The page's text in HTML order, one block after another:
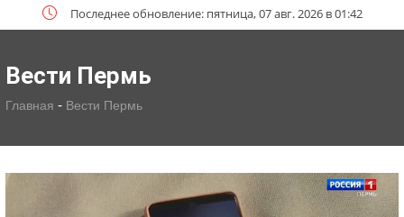
Последнее обновление: пятница, 07 авг. 2026 в 01:42
Вести Пермь
Главная - Вести Пермь